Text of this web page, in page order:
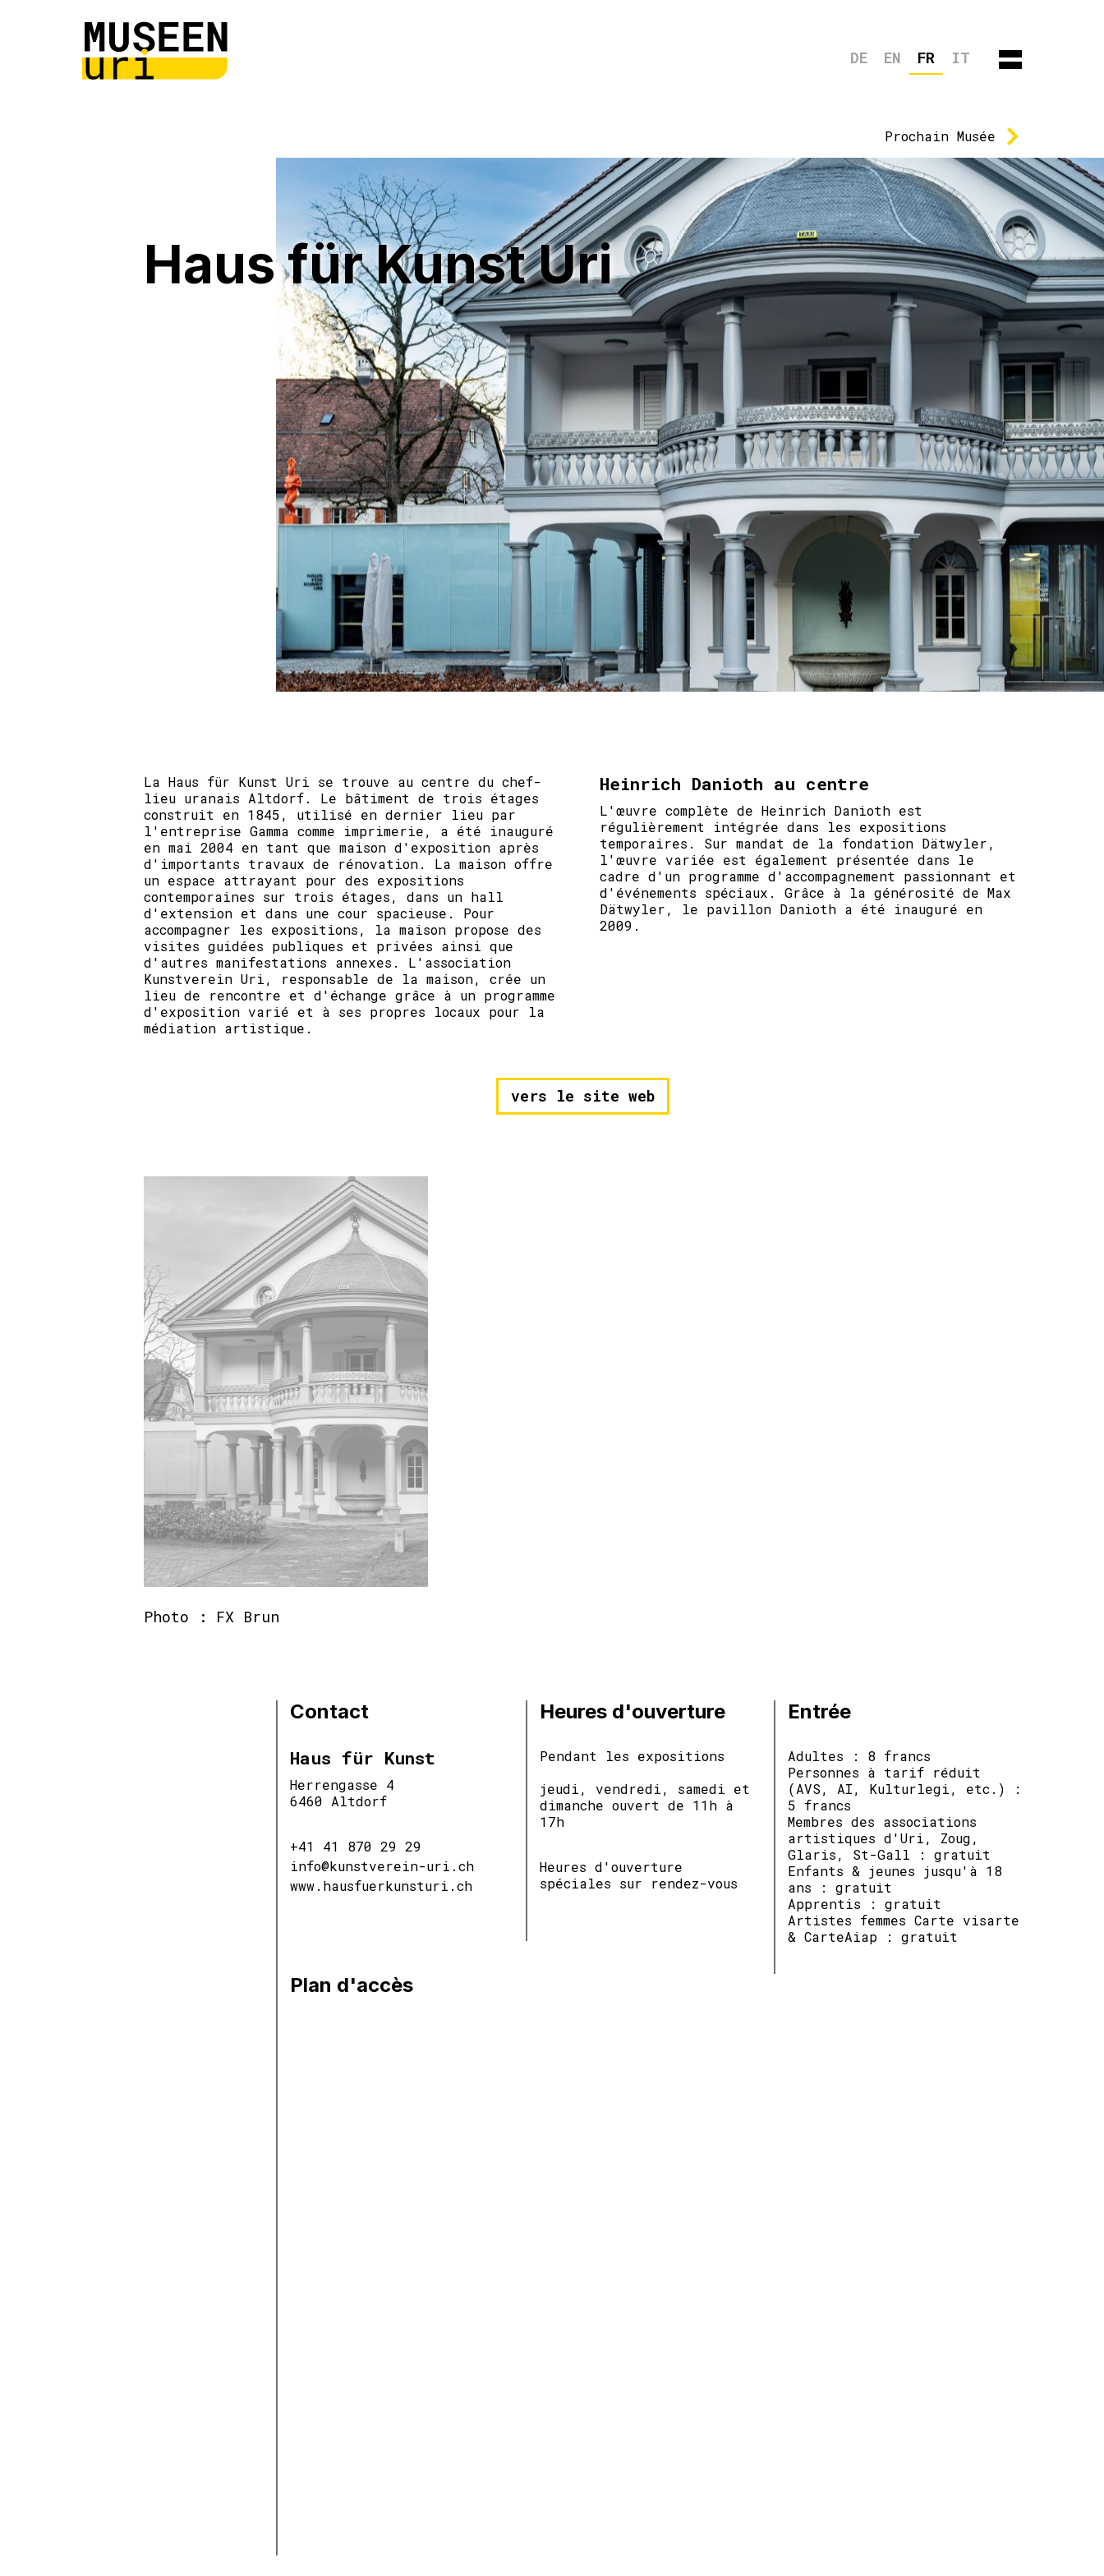
DE EN FR IT
Prochain Musée
Haus für Kunst Uri
La Haus für Kunst Uri se trouve au centre du chef-
lieu uranais Altdorf. Le bâtiment de trois étages
construit en 1845, utilisé en dernier lieu par
l'entreprise Gamma comme imprimerie, a été inauguré
en mai 2004 en tant que maison d'exposition après
d'importants travaux de rénovation. La maison offre
un espace attrayant pour des expositions
contemporaines sur trois étages, dans un hall
d'extension et dans une cour spacieuse. Pour
accompagner les expositions, la maison propose des
visites guidées publiques et privées ainsi que
d'autres manifestations annexes. L'association
Kunstverein Uri, responsable de la maison, crée un
lieu de rencontre et d'échange grâce à un programme
d'exposition varié et à ses propres locaux pour la
médiation artistique.
Heinrich Danioth au centre
L'œuvre complète de Heinrich Danioth est
régulièrement intégrée dans les expositions
temporaires. Sur mandat de la fondation Dätwyler,
l'œuvre variée est également présentée dans le
cadre d'un programme d'accompagnement passionnant et
d'événements spéciaux. Grâce à la générosité de Max
Dätwyler, le pavillon Danioth a été inauguré en
2009.
vers le site web
Photo : FX Brun
Contact
Haus für Kunst
Herrengasse 4
6460 Altdorf
+41 41 870 29 29
info@kunstverein-uri.ch
www.hausfuerkunsturi.ch
Heures d'ouverture
Pendant les expositions
jeudi, vendredi, samedi et
dimanche ouvert de 11h à
17h
Heures d'ouverture
spéciales sur rendez-vous
Entrée
Adultes : 8 francs
Personnes à tarif réduit
(AVS, AI, Kulturlegi, etc.) :
5 francs
Membres des associations
artistiques d'Uri, Zoug,
Glaris, St-Gall : gratuit
Enfants & jeunes jusqu'à 18
ans : gratuit
Apprentis : gratuit
Artistes femmes Carte visarte
& CarteAiap : gratuit
Plan d'accès